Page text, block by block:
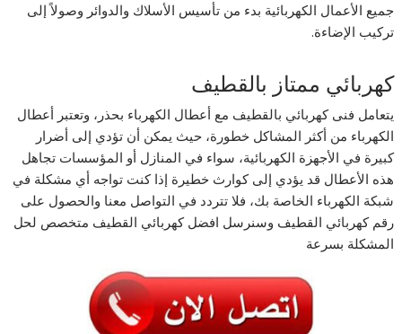
جميع الأعمال الكهربائية بدء من تأسيس الأسلاك والدوائر وصولاً إلى
تركيب الإضاءة.
كهربائي ممتاز بالقطيف
يتعامل فنى كهربائي بالقطيف مع أعطال الكهرباء بحذر، وتعتبر أعطال
الكهرباء من أكثر المشاكل خطورة، حيث يمكن أن تؤدي إلى أضرار
كبيرة في الأجهزة الكهربائية، سواء في المنازل أو المؤسسات تجاهل
هذه الأعطال قد يؤدي إلى كوارث خطيرة إذا كنت تواجه أي مشكلة في
شبكة الكهرباء الخاصة بك، فلا تتردد في التواصل معنا والحصول على
رقم كهربائي القطيف وسنرسل افضل كهربائي القطيف متخصص لحل
المشكلة بسرعة